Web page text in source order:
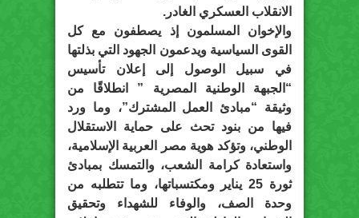
الانقلاب العسكري الغادر.
والإخوان المسلمون إذ يصطفون مع كل
القوى السياسية ويدعمون الجهود التي بذلتها
في سبيل الوصول إلى إعلان تأسيس
“الجبهة الوطنية المصرية ” انطلاقًا من
وثيقة “مبادئ العمل المشترك”، وما ورد
فيها من بنود تحث على حماية الاستقلال
الوطني، وتؤكد هوية مصر العربية الإسلامية،
واستعادة كرامة الشعب، والتمسك بمبادئ
ثورة 25 يناير ومكتسباتها، وما تتطلبه من
وحدة الصف، والوفاء للشهداء وتحقيق